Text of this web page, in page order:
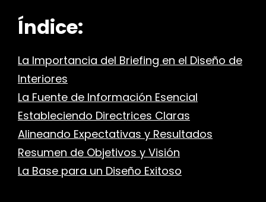
Índice:
La Importancia del Briefing en el Diseño de
Interiores
La Fuente de Información Esencial
Estableciendo Directrices Claras
Alineando Expectativas y Resultados
Resumen de Objetivos y Visión
La Base para un Diseño Exitoso